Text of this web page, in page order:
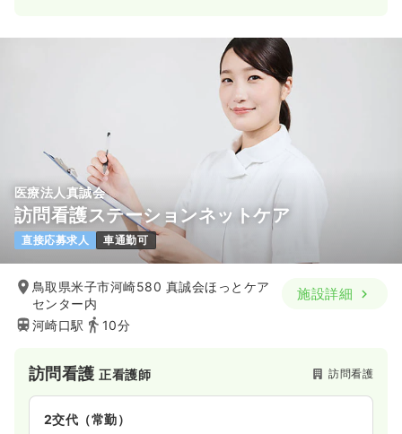
医療法人真誠会
訪問看護ステーションネットケア
直接応募求人 車通勤可
鳥取県米子市河崎580 真誠会ほっとケア
センター内
河崎口駅
10分
施設詳細
訪問看護正看護師 訪問看護
2交代（常勤）